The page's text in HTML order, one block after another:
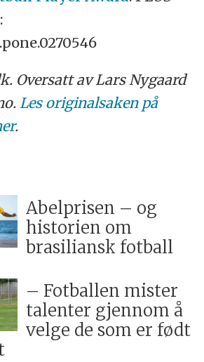
Oversatt av Lars Nygaard
Les originalsaken på
.
Abelprisen – og
historien om
brasiliansk fotball
– Fotballen mister
talenter gjennom å
velge de som er født